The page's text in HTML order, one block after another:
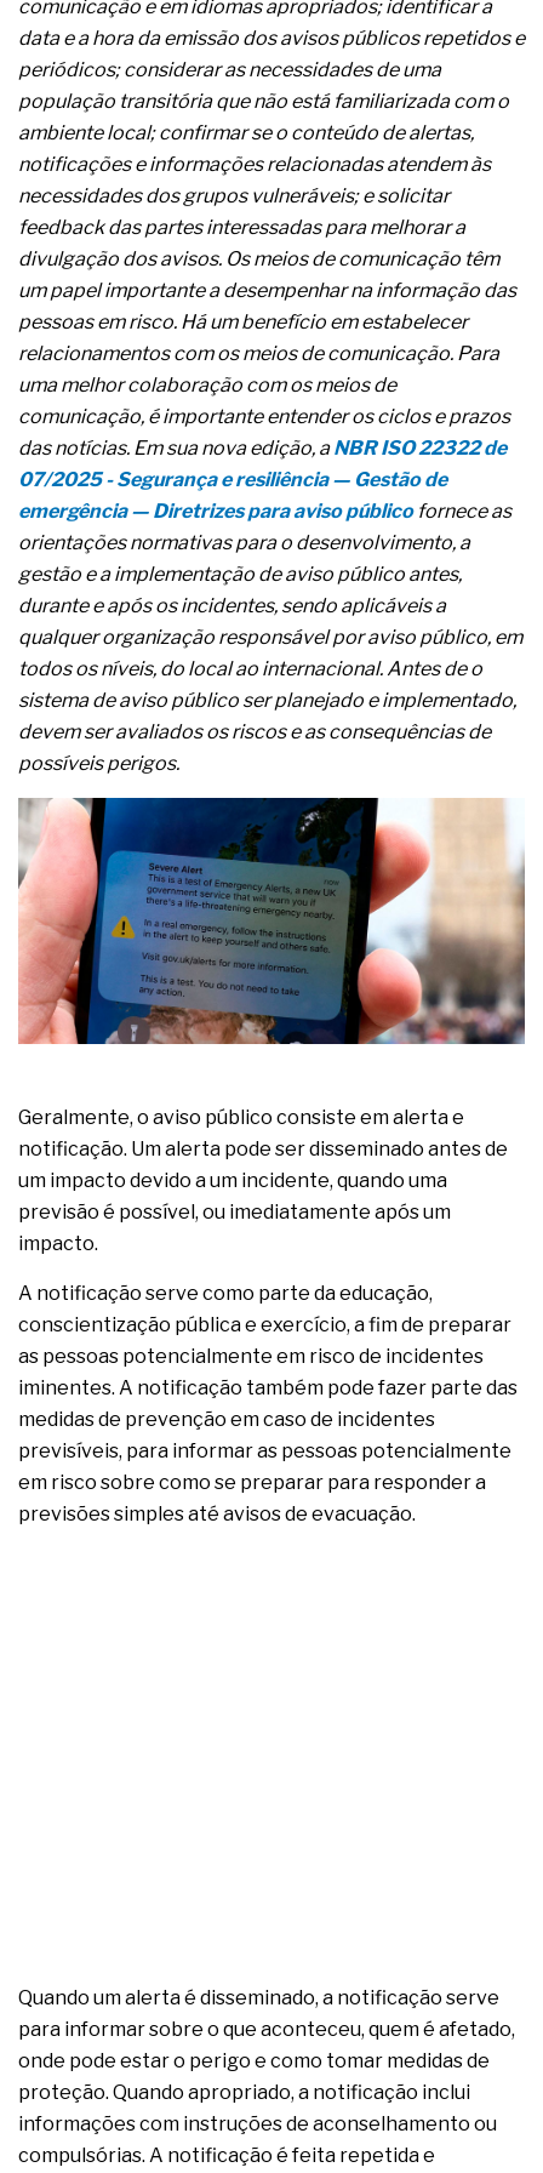
A prevenção clínica da coceira no ânus
Os sintomas clínicos do teratoma de ovário
O tratamento médico da síndrome da fadiga
As causas médicas da queda dos cabelos ou
calvície
Quando a gestão é o obstáculo para o resultado
positivo
Os procedimentos para a inspeção em estruturas
hidráulicas de concreto de obras
O movimento regular reduz em 19% o risco de
morte precoce e melhora o metabolismo
O desenvolvimento de indicadores nas atividades
de governança das organizações
O desenho industrial ganha espaço como
estratégia competitiva nas empresas
As variações dimensionais dos produtos de
materiais cimentícios com fibra de vidro
A próxima vantagem competitiva não está no
modelo de IA
A IA elevou a régua do comprador B2B e a venda
complexa ficou ainda mais humana
comunicação e em idiomas apropriados; identificar a
data e a hora da emissão dos avisos públicos repetidos e
periódicos; considerar as necessidades de uma
população transitória que não está familiarizada com o
ambiente local; confirmar se o conteúdo de alertas,
notificações e informações relacionadas atendem às
necessidades dos grupos vulneráveis; e solicitar
feedback das partes interessadas para melhorar a
divulgação dos avisos. Os meios de comunicação têm
um papel importante a desempenhar na informação das
pessoas em risco. Há um benefício em estabelecer
relacionamentos com os meios de comunicação. Para
uma melhor colaboração com os meios de
comunicação, é importante entender os ciclos e prazos
das notícias. Em sua nova edição, aNBR ISO 22322 de
07/2025 - Segurança e resiliência — Gestão de
emergência — Diretrizes para aviso público fornece as
orientações normativas para o desenvolvimento, a
gestão e a implementação de aviso público antes,
durante e após os incidentes, sendo aplicáveis a
qualquer organização responsável por aviso público, em
todos os níveis, do local ao internacional. Antes de o
sistema de aviso público ser planejado e implementado,
devem ser avaliados os riscos e as consequências de
possíveis perigos.
Geralmente, o aviso público consiste em alerta e
notificação. Um alerta pode ser disseminado antes de
um impacto devido a um incidente, quando uma
previsão é possível, ou imediatamente após um
impacto.
A notificação serve como parte da educação,
conscientização pública e exercício, a fim de preparar
as pessoas potencialmente em risco de incidentes
iminentes. A notificação também pode fazer parte das
medidas de prevenção em caso de incidentes
previsíveis, para informar as pessoas potencialmente
em risco sobre como se preparar para responder a
previsões simples até avisos de evacuação.
Quando um alerta é disseminado, a notificação serve
para informar sobre o que aconteceu, quem é afetado,
onde pode estar o perigo e como tomar medidas de
proteção. Quando apropriado, a notificação inclui
informações com instruções de aconselhamento ou
compulsórias. A notificação é feita repetida e